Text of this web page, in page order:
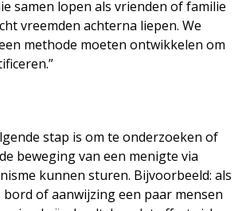
samen lopen als vrienden of familie
vreemden achterna liepen. We
methode moeten ontwikkelen om
stap is om te onderzoeken of
beweging van een menigte via
kunnen sturen. Bijvoorbeeld: als
of aanwijzing een paar mensen